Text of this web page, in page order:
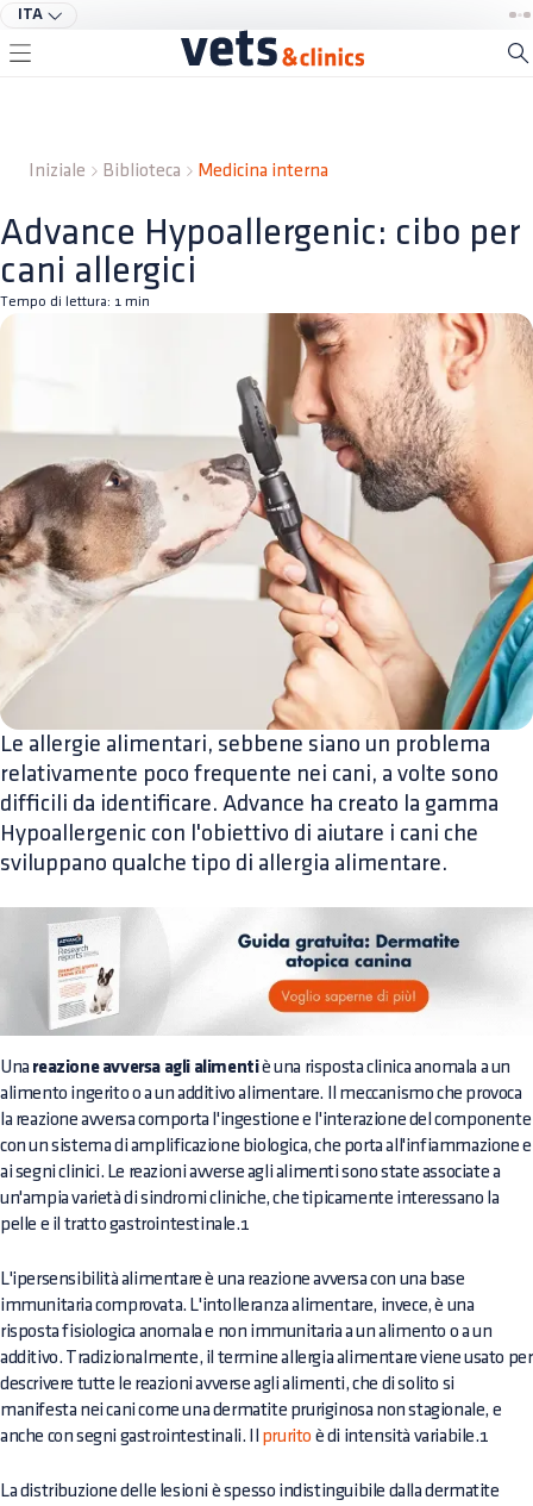
ITA
Iniziale Biblioteca Medicina interna
Advance Hypoallergenic: cibo per
cani allergici
Tempo di lettura: 1 min
Le allergie alimentari, sebbene siano un problema
relativamente poco frequente nei cani, a volte sono
difficili da identificare. Advance ha creato la gamma
Hypoallergenic con l'obiettivo di aiutare i cani che
sviluppano qualche tipo di allergia alimentare.
Una reazione avversa agli alimentiè una risposta clinica anomala a un
alimento ingerito o a un additivo alimentare. Il meccanismo che provoca
la reazione avversa comporta l'ingestione e l'interazione del componente
con un sistema di amplificazione biologica, che porta all'infiammazione e
ai segni clinici. Le reazioni avverse agli alimenti sono state associate a
un'ampia varietà di sindromi cliniche, che tipicamente interessano la
pelle e il tratto gastrointestinale.1
L'ipersensibilità alimentare è una reazione avversa con una base
immunitaria comprovata. L'intolleranza alimentare, invece, è una
risposta fisiologica anomala e non immunitaria a un alimento o a un
additivo. Tradizionalmente, il termine allergia alimentare viene usato per
descrivere tutte le reazioni avverse agli alimenti, che di solito si
manifesta nei cani come una dermatite pruriginosa non stagionale, e
anche con segni gastrointestinali. Il prurito è di intensità variabile.1
La distribuzione delle lesioni è spesso indistinguibile dalla dermatite